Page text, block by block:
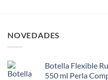
NOVEDADES
Botella Flexible
550 ml Perla